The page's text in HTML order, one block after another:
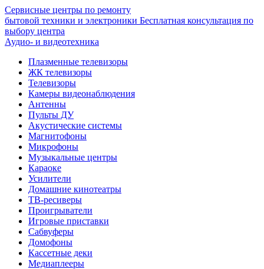
Сервисные центры по ремонту
бытовой техники и электроники Бесплатная консультация по
выбору центра
Аудио- и видеотехника
Плазменные телевизоры
ЖК телевизоры
Телевизоры
Камеры видеонаблюдения
Антенны
Пульты ДУ
Акустические системы
Магнитофоны
Микрофоны
Музыкальные центры
Караоке
Усилители
Домашние кинотеатры
ТВ-ресиверы
Проигрыватели
Игровые приставки
Сабвуферы
Домофоны
Кассетные деки
Медиаплееры